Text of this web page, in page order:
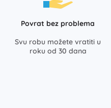
Povrat bez problema
Svu robu možete vratiti u
roku od 30 dana